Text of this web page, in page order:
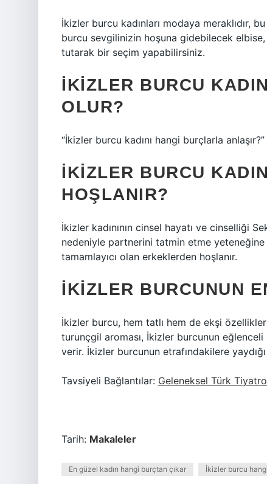
İkizler burcu kadınları modaya meraklıdır,
burcu sevgilinizin hoşuna gidebilecek
tutarak bir seçim yapabilirsiniz.
İKIZLER BURCU
OLUR?
“İkizler burcu kadını hangi burçlarla
İKIZLER BURCU
HOŞLANIR?
İkizler kadınının cinsel hayatı ve cinselliği
nedeniyle partnerini tatmin etme
tamamlayıcı olan erkeklerden hoşlanır.
İKIZLER BURCUNUN
İkizler burcu, hem tatlı hem de ekşi
turunçgil aroması, İkizler burcunun
verir. İkizler burcunun etrafındakilere
Tavsiyeli Bağlantılar: Geleneksel Türk
Tarih: Makaleler
En güzel kadın hangi burçtan çıkar İkizler burcu